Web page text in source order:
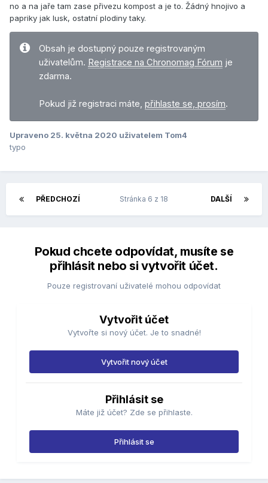
no a na jaře tam zase přivezu kompost a je to. Žádný hnojivo a
papriky jak lusk, ostatní plodiny taky.
Obsah je dostupný pouze registrovaným
uživatelům. Registrace na Chronomag Fórum je
zdarma.
Pokud již registraci máte, přihlaste se, prosím.
Upraveno 25. května 2020 uživatelem Tom4
typo
PŘEDCHOZÍ DALŠÍ
Stránka 6 z 18
Pokud chcete odpovídat, musíte se
přihlásit nebo si vytvořit účet.
Pouze registrovaní uživatelé mohou odpovídat
Vytvořit účet
Vytvořte si nový účet. Je to snadné!
Vytvořit nový účet
Přihlásit se
Máte již účet? Zde se přihlaste.
Přihlásit se